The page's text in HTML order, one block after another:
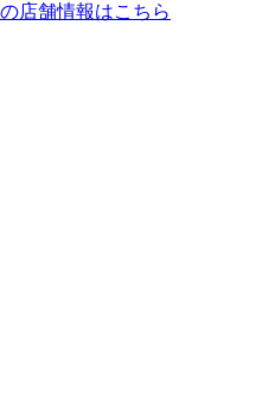
店舗情報はこちら